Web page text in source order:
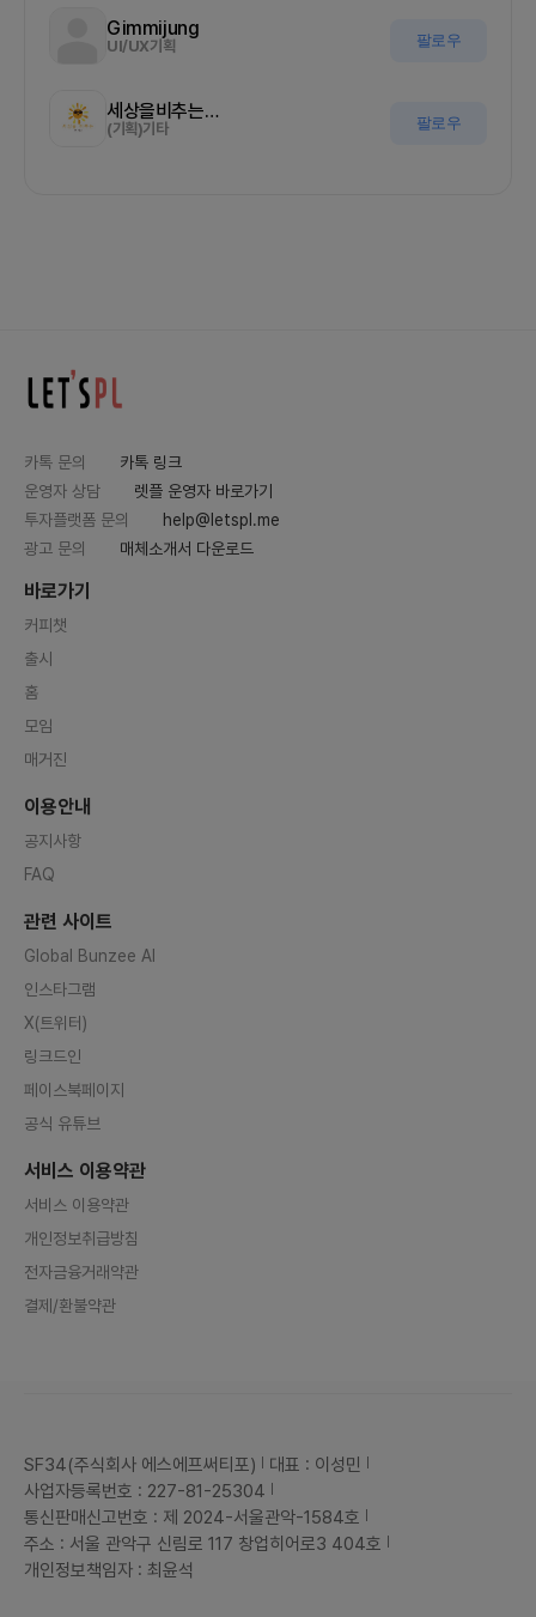
Gimmijung
UI/UX기획 팔로우
세상을비추는올기자
(기획)기타 팔로우
카톡 문의
카톡 링크
운영자 상담
렛플 운영자 바로가기
투자플랫폼 문의
help@letspl.me
광고 문의
매체소개서 다운로드
바로가기
커피챗
출시
홈
모임
매거진
이용안내
공지사항
FAQ
관련 사이트
Global Bunzee AI
인스타그램
X(트위터)
링크드인
페이스북페이지
공식 유튜브
서비스 이용약관
서비스 이용약관
개인정보취급방침
전자금융거래약관
결제/환불약관
SF34(주식회사 에스에프써티포)
대표 : 이성민
사업자등록번호 : 227-81-25304
통신판매신고번호 : 제 2024-서울관악-1584호
주소 : 서울 관악구 신림로 117 창업히어로3 404호
개인정보책임자 : 최윤석